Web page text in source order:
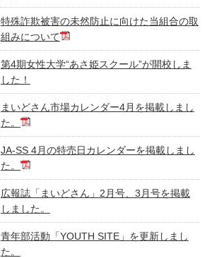
特殊詐欺被害の未然防止に向けた当組合の取
組みについて
第4期女性大学“あさ姫スクール”が開校しま
した！
まいどさん市場カレンダー4月を掲載しまし
た。
JA-SS 4月の特売日カレンダーを掲載しまし
た。
広報誌「まいどさん」2月号、3月号を掲載
しました。
青年部活動「YOUTH SITE」を更新しまし
た。